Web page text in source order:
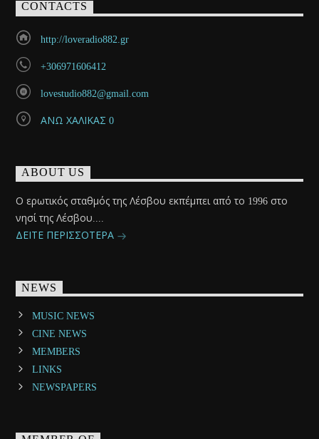
CONTACTS
http://loveradio882.gr
+306971606412
lovestudio882@gmail.com
ΑΝΩ ΧΑΛΙΚΑΣ 0
ABOUT US
Ο ερωτικός σταθμός της Λέσβου εκπέμπει από το 1996 στο
νησί της Λέσβου....
ΔΕΙΤΕ ΠΕΡΙΣΣΟΤΕΡΑ
NEWS
MUSIC NEWS
CINE NEWS
MEMBERS
LINKS
NEWSPAPERS